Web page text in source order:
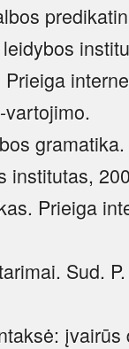
institutas,
Prieiga
Sud.